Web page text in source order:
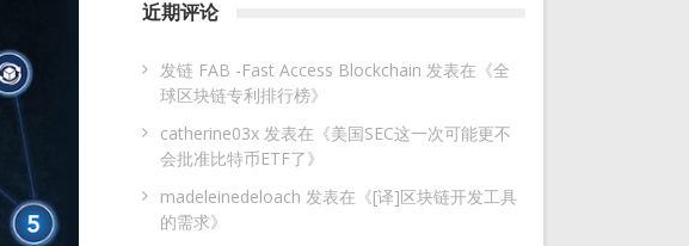
近期评论
发链 FAB -Fast Access Blockchain 发表在《全
球区块链专利排行榜》
catherine03x 发表在《美国SEC这一次可能更不
会批准比特币ETF了》
madeleinedeloach 发表在《[译]区块链开发工具
的需求》